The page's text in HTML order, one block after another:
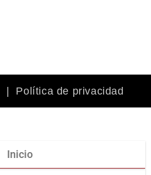
Política de privacidad
Inicio